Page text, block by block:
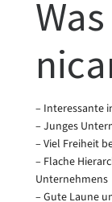
– Interessante
– Junges
– Viel Freiheit
– Flache
Unternehmens
– Gute Laune